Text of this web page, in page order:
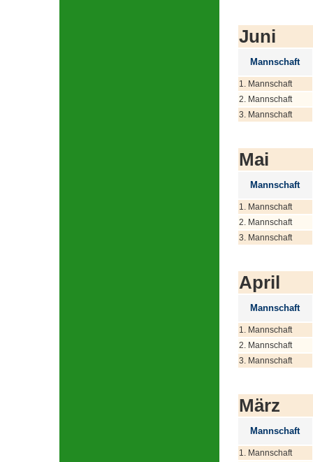
Juni
Mannschaft
1. Mannschaft
2. Mannschaft
3. Mannschaft
Mai
Mannschaft
1. Mannschaft
2. Mannschaft
3. Mannschaft
April
Mannschaft
1. Mannschaft
2. Mannschaft
3. Mannschaft
März
Mannschaft
1. Mannschaft